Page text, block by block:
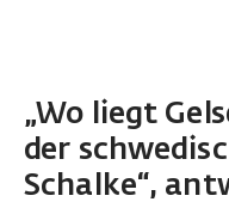
„Wo liegt
der
Schalke“,